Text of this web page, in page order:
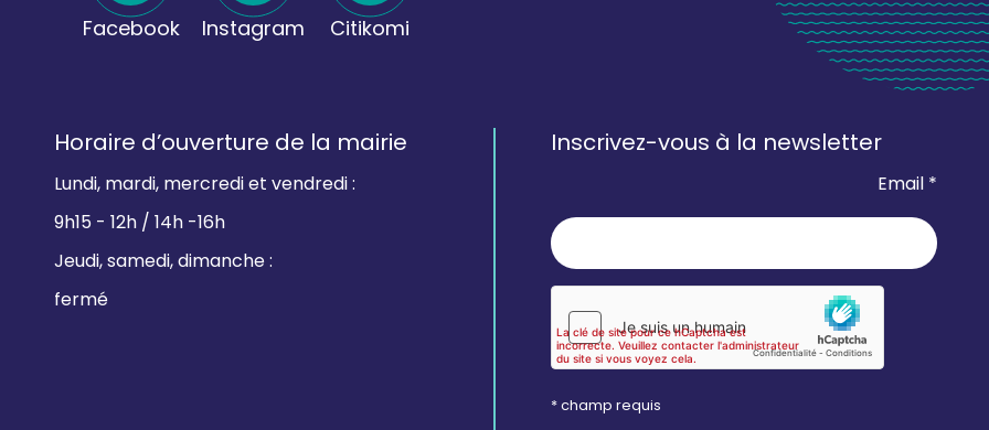
Facebook Instagram Citikomi
Horaire d’ouverture de la mairie
Lundi, mardi, mercredi et vendredi :
9h15 - 12h / 14h -16h
Jeudi, samedi, dimanche :
fermé
Inscrivez-vous à la newsletter
Email *
* champ requis